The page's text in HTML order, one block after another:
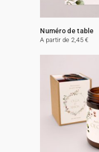
Numéro de table
A partir de 2,45 €